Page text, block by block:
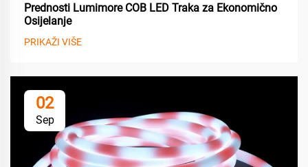
Prednosti Lumimore COB LED Traka za Ekonomično
Osijelanje
PRIKAŽI VIŠE
02
Sep